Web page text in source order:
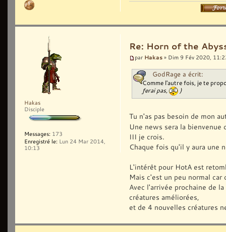
Re: Horn of the
par Hakas » Dim 9 Fév 2020,
GodRage a écrit:
Comme l'autre fois, je te
ferai pas,
)
Tu n'as pas besoin de mon
Une news sera la
III je crois.
Chaque fois qu'il y aura une
L'intérêt pour HotA est
Mais c'est un peu normal
Avec l'arrivée prochaine de
créatures améliorées,
et de 4 nouvelles créatures
Hakas
Disciple
Messages: 173
Enregistré le: Lun 24 Mar 2014,
10:13